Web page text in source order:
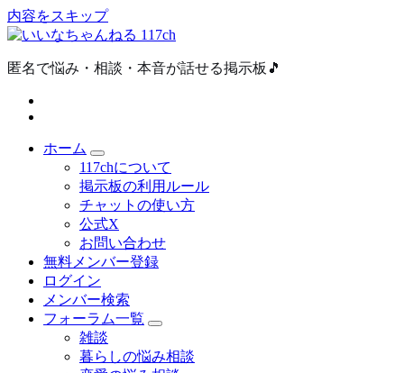
内容をスキップ
匿名で悩み・相談・本音が話せる掲示板🎵
ホーム
117chについて
掲示板の利用ルール
チャットの使い方
公式X
お問い合わせ
無料メンバー登録
ログイン
メンバー検索
フォーラム一覧
雑談
暮らしの悩み相談